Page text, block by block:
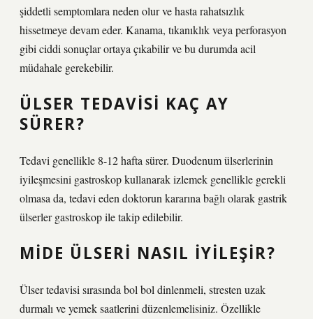
şiddetli semptomlara neden olur ve hasta rahatsızlık
hissetmeye devam eder. Kanama, tıkanıklık veya perforasyon
gibi ciddi sonuçlar ortaya çıkabilir ve bu durumda acil
müdahale gerekebilir.
ÜLSER TEDAVISI KAÇ AY
SÜRER?
Tedavi genellikle 8-12 hafta sürer. Duodenum ülserlerinin
iyileşmesini gastroskop kullanarak izlemek genellikle gerekli
olmasa da, tedavi eden doktorun kararına bağlı olarak gastrik
ülserler gastroskop ile takip edilebilir.
MIDE ÜLSERI NASIL IYILEŞIR?
Ülser tedavisi sırasında bol bol dinlenmeli, stresten uzak
durmalı ve yemek saatlerini düzenlemelisiniz. Özellikle